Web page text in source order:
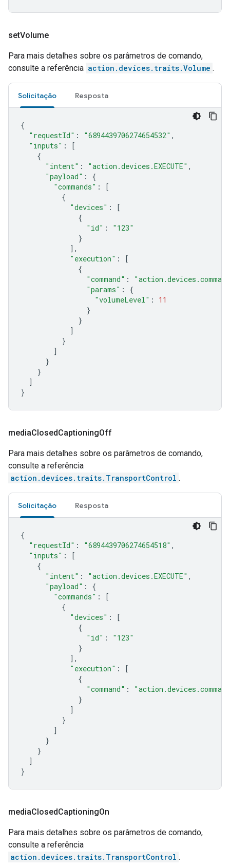
setVolume
Para mais detalhes sobre os parâmetros de comando,
consulte a referência action.devices.traits.Volume .
Solicitação Resposta
{
"requestId" : "6894439706274654532" ,
"inputs" :
[
{
"intent" : "action.devices.EXECUTE" ,
"payload" :
{
"commands" :
[
{
"devices" :
[
{
"id" :
"123"
}
],
"execution" :
[
{
"command" :
"params" :
{
"volumeLevel" :
11
}
}
]
}
]
}
}
]
}
mediaClosedCaptioningOff
Para mais detalhes sobre os parâmetros de comando,
consulte a referência
action.devices.traits.TransportControl .
Solicitação Resposta
{
"requestId" : "6894439706274654518" ,
"inputs" :
[
{
"intent" : "action.devices.EXECUTE" ,
"payload" :
{
"commands" :
[
{
"devices" :
[
{
"id" :
"123"
}
],
"execution" :
[
{
"command" :
}
]
}
]
}
}
]
}
mediaClosedCaptioningOn
Para mais detalhes sobre os parâmetros de comando,
consulte a referência
action.devices.traits.TransportControl .